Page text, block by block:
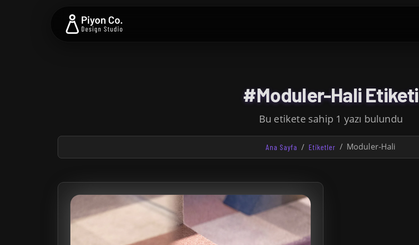
#Moduler-Hali Etiketi
Bu etikete sahip 1 yazı bulundu
Ana Sayfa Etiketler Moduler-Hali